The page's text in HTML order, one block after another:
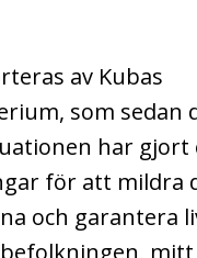
av Kubas
som sedan
har gjort
för att mildra
och garantera